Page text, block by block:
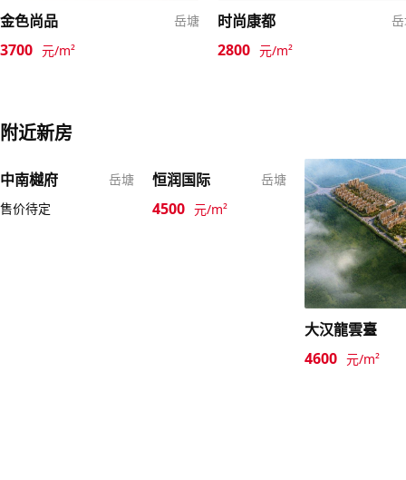
金色尚品 岳塘
3700 元/m²
时尚康都
2800 元/m²
附近新房
中南樾府
岳塘
售价待定
恒润国际 岳塘
4500 元/m²
大汉龍雲臺
4600 元/m²